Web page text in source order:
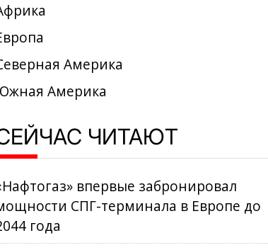
Америка
Америка
ЧИТАЮТ
впервые забронировал
СПГ-терминала в Европе до
года